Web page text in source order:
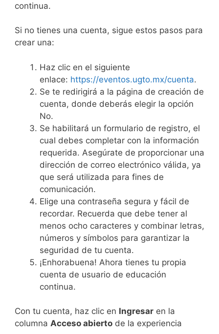
continua.
Si no tienes una cuenta, sigue estos pasos para
crear una:
Haz clic en el siguiente
enlace: https://eventos.ugto.mx/cuenta.
Se te redirigirá a la página de creación de
cuenta, donde deberás elegir la opción
No.
Se habilitará un formulario de registro, el
cual debes completar con la información
requerida. Asegúrate de proporcionar una
dirección de correo electrónico válida, ya
que será utilizada para fines de
comunicación.
Elige una contraseña segura y fácil de
recordar. Recuerda que debe tener al
menos ocho caracteres y combinar letras,
números y símbolos para garantizar la
seguridad de tu cuenta.
¡Enhorabuena! Ahora tienes tu propia
cuenta de usuario de educación
continua.
Con tu cuenta, haz clic en Ingresar en la
columna Acceso abierto de la experiencia